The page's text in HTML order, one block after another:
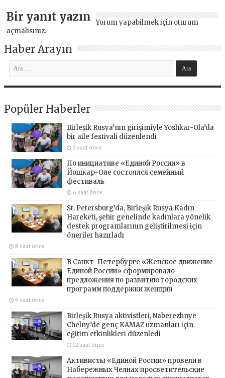
Bir yanıt yazın Yorum yapabilmek için oturum
açmalısınız.
Haber Arayın
Popüler Haberler
Birleşik Rusya’nın girişimiyle Yoshkar-Ola’da
bir aile festivali düzenlendi
3 saat önce
По инициативе «Единой России» в
Йошкар-Оле состоялся семейный
фестиваль
6 saat önce
St. Petersburg’da, Birleşik Rusya Kadın
Hareketi, şehir genelinde kadınlara yönelik
destek programlarının geliştirilmesi için
öneriler hazırladı
8 saat önce
В Санкт-Петербурге «Женское движение
Единой России» сформировало
предложения по развитию городских
программ поддержки женщин
9 saat önce
Birleşik Rusya aktivistleri, Naberezhnye
Chelny’de genç KAMAZ uzmanları için
eğitim etkinlikleri düzenledi
12 saat önce
Активисты «Единой России» провели в
Набережных Челнах просветительские